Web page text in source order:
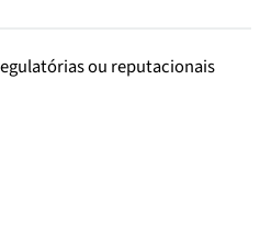
ou reputacionais